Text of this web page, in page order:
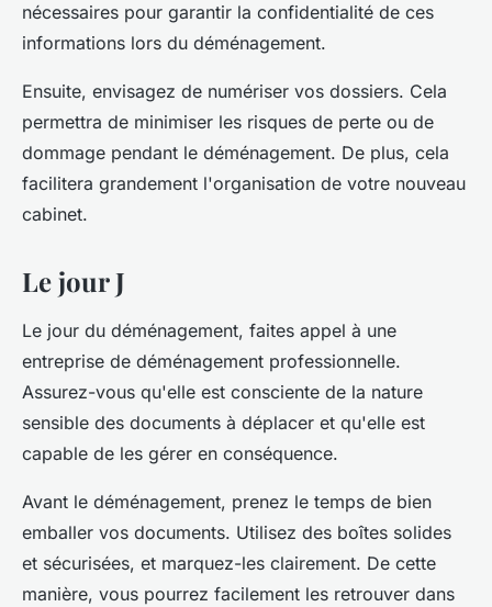
nécessaires pour garantir la confidentialité de ces
informations lors du déménagement.
Ensuite, envisagez de numériser vos dossiers. Cela
permettra de minimiser les risques de perte ou de
dommage pendant le déménagement. De plus, cela
facilitera grandement l'organisation de votre nouveau
cabinet.
Le jour J
Le jour du déménagement, faites appel à une
entreprise de déménagement professionnelle.
Assurez-vous qu'elle est consciente de la nature
sensible des documents à déplacer et qu'elle est
capable de les gérer en conséquence.
Avant le déménagement, prenez le temps de bien
emballer vos documents. Utilisez des boîtes solides
et sécurisées, et marquez-les clairement. De cette
manière, vous pourrez facilement les retrouver dans